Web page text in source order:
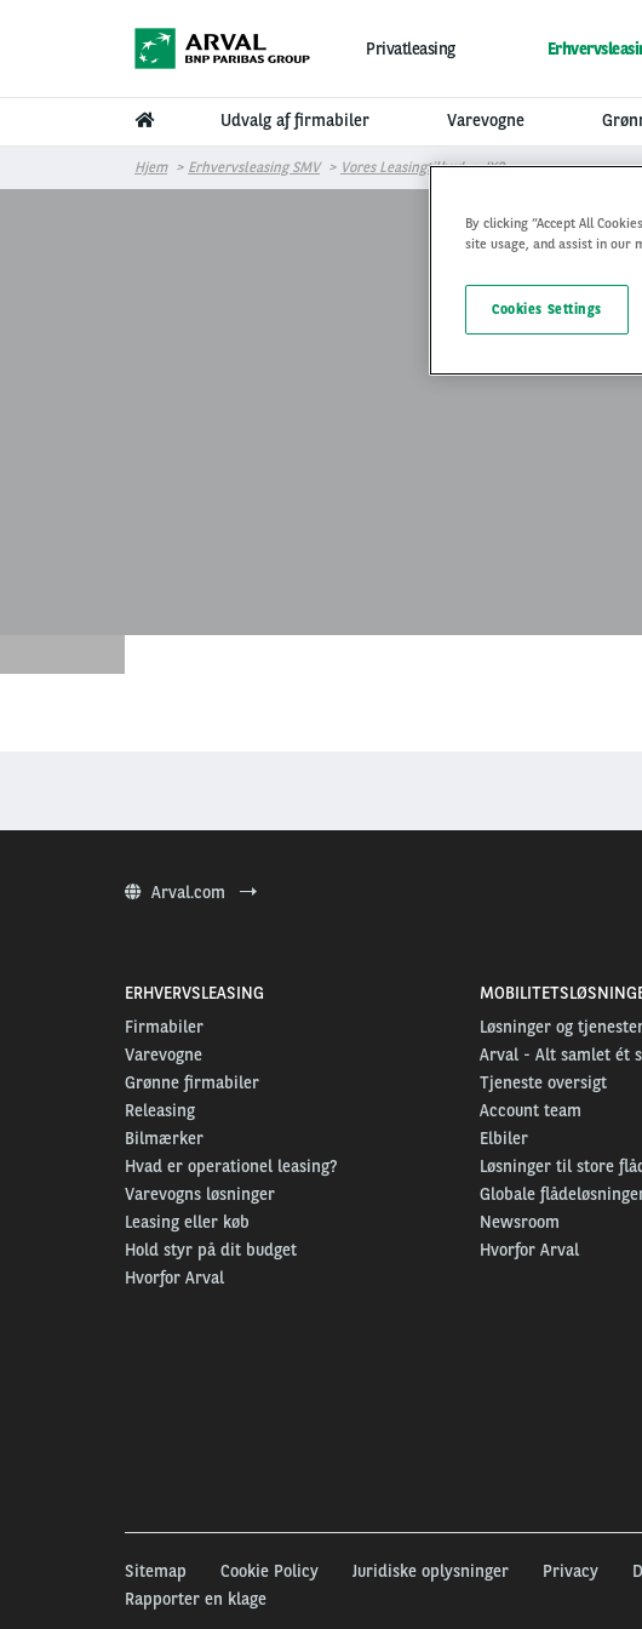
Privatleasing
Udvalg af firmabiler Varevogne
Hjem Erhvervsleasing SMV Vores Leasingtilbud IX3
Arval.com
ERHVERVSLEASING
Firmabiler
Varevogne
Grønne firmabiler
Releasing
Bilmærker
Hvad er operationel leasing?
Varevogns løsninger
Leasing eller køb
Hold styr på dit budget
Hvorfor Arval
Løsninger og
Arval - Alt samlet ét
Tjeneste oversigt
Account team
Elbiler
Løsninger til store
Globale
Newsroom
Hvorfor Arval
Sitemap Cookie Policy Juridiske oplysninger Privacy
Rapporter en klage
By clicking “Accept All
site usage, and assist in our
Cookies Settings